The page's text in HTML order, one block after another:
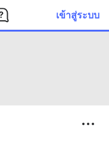
เข้าสู่ระบบ